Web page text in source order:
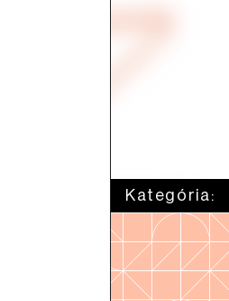
Kategória: